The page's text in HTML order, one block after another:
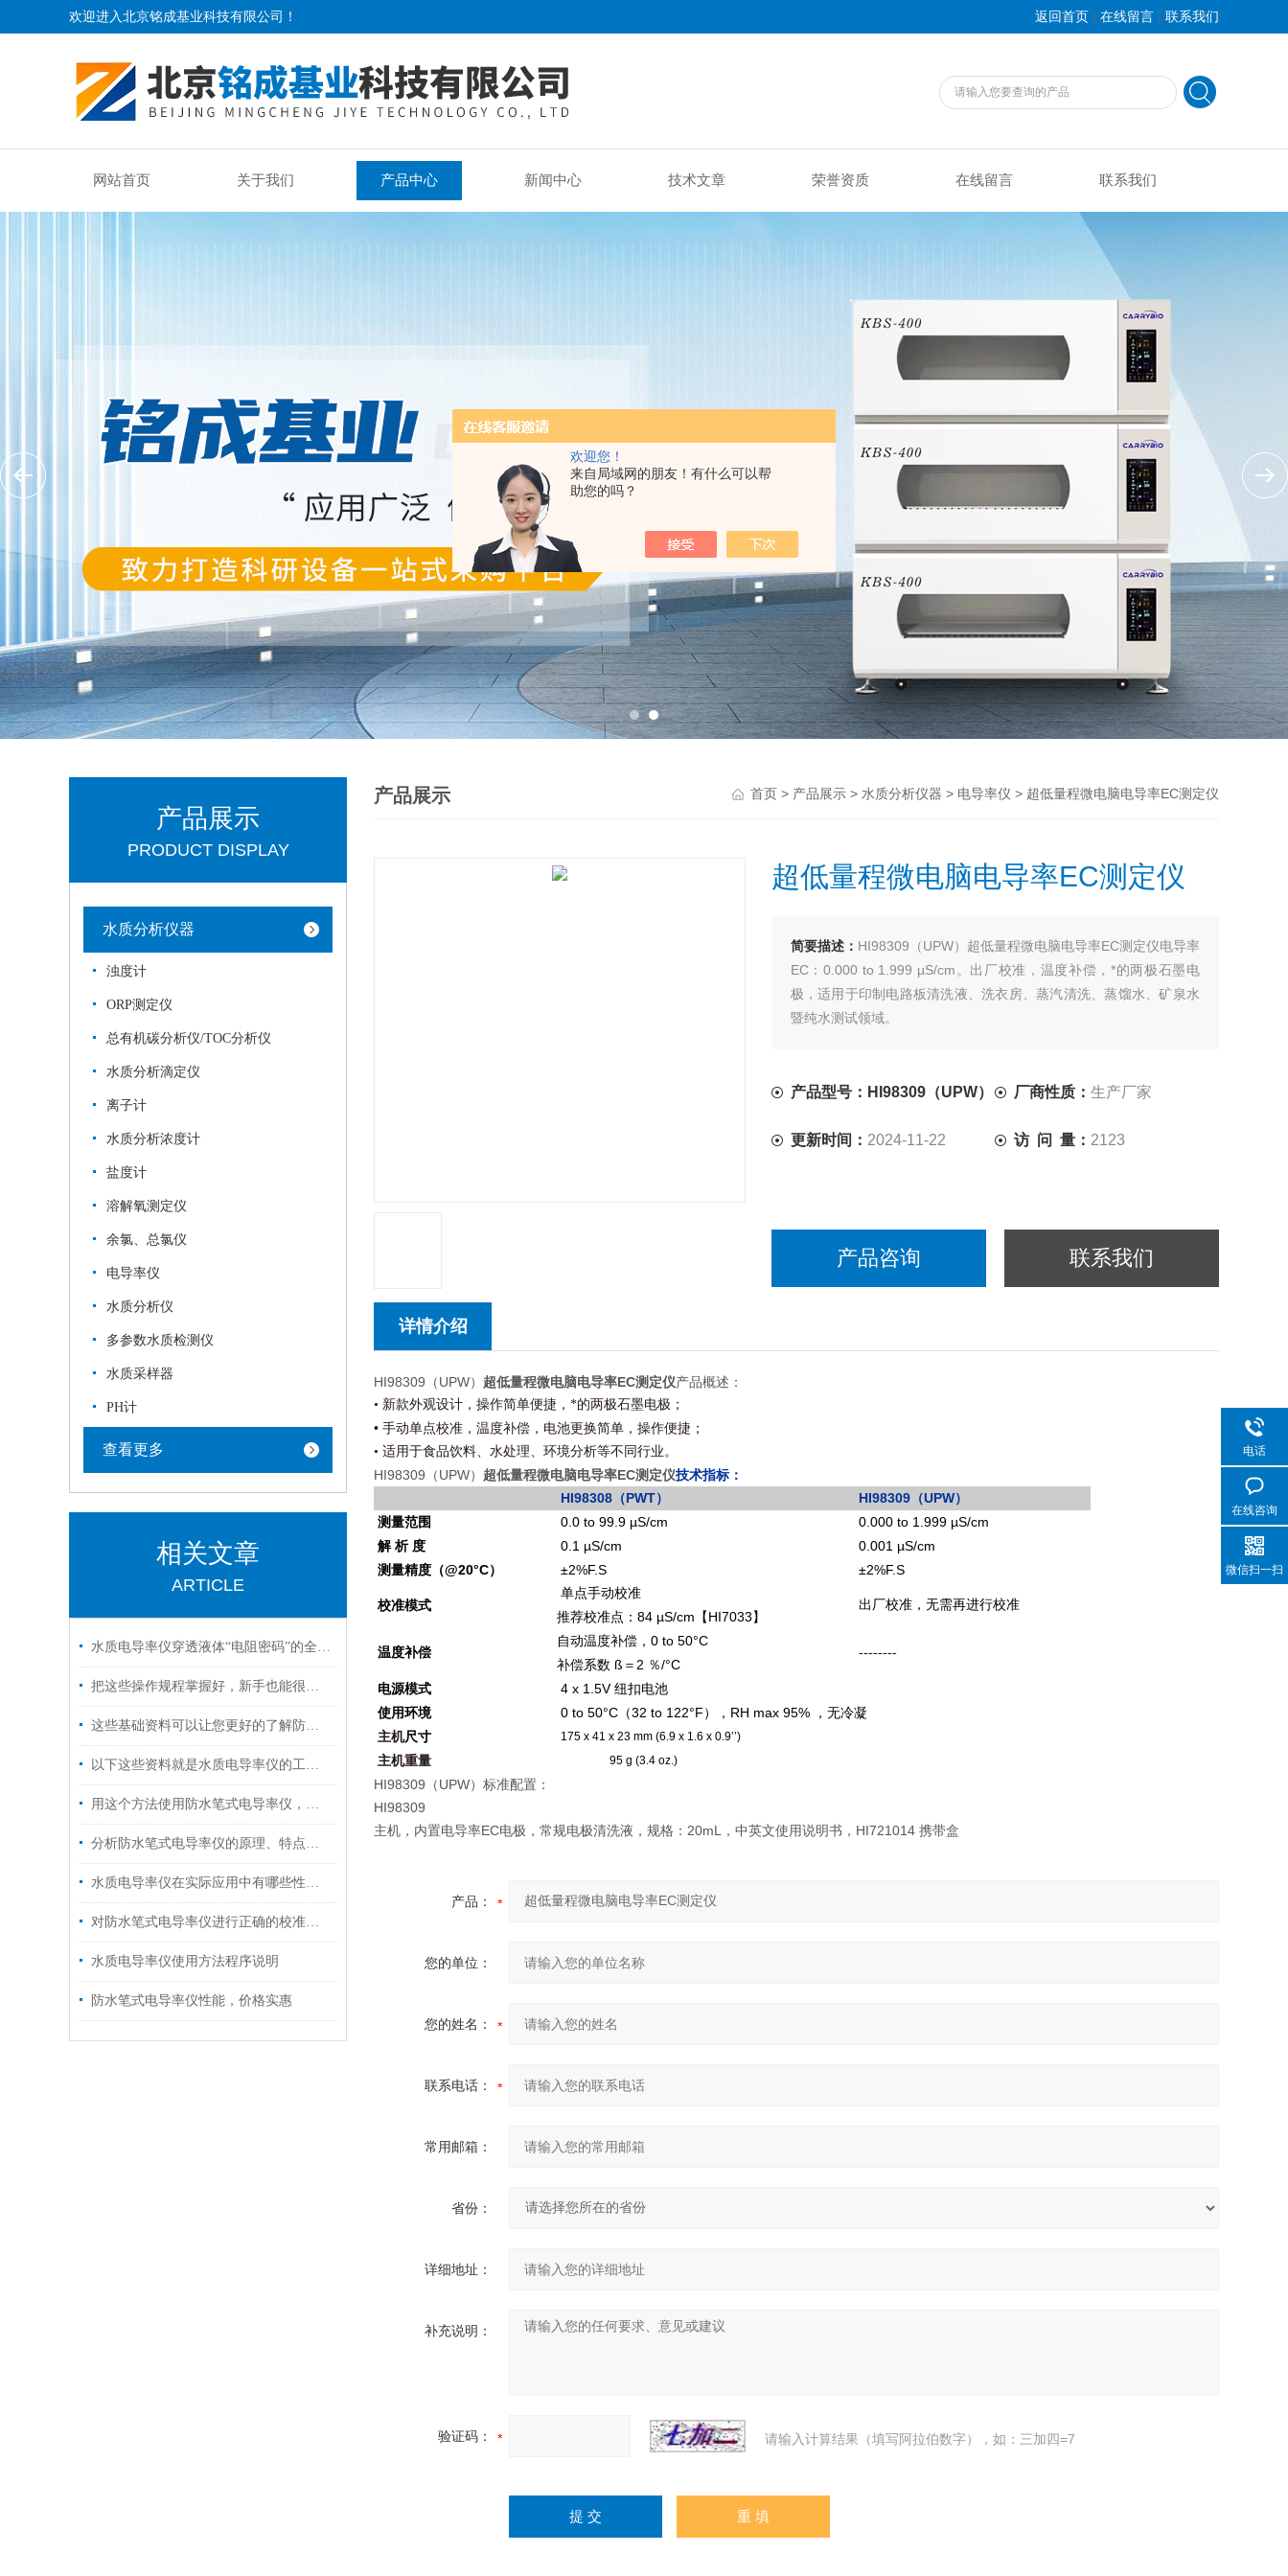
欢迎您！
来自局域网的朋友！有什么可以帮
助您的吗？
欢迎进入北京铭成基业科技有限公司！ 返回首页 | 在线留言 | 联系我们
网站首页 关于我们 产品中心 新闻中心 技术文章 荣誉资质 在线留言 联系我们
产品展示
PRODUCT DISPLAY
水质分析仪器
浊度计
ORP测定仪
总有机碳分析仪/TOC分析仪
水质分析滴定仪
离子计
水质分析浓度计
盐度计
溶解氧测定仪
余氯、总氯仪
电导率仪
水质分析仪
多参数水质检测仪
水质采样器
PH计
查看更多
相关文章
ARTICLE
水质电导率仪穿透液体“电阻密码”的全场景探测仪器
把这些操作规程掌握好，新手也能很好的使用电导率仪
这些基础资料可以让您更好的了解防水笔式电导率仪
以下这些资料就是水质电导率仪的工作原理
用这个方法使用防水笔式电导率仪，效果更好哦！
分析防水笔式电导率仪的原理、特点及注意事项
水质电导率仪在实际应用中有哪些性能特点？
对防水笔式电导率仪进行正确的校准，可以大大提高工作效率
水质电导率仪使用方法程序说明
防水笔式电导率仪性能，价格实惠
产品展示 首页 > 产品展示 > 水质分析仪器 > 电导率仪 > 超低量程微电脑电导率EC测定仪
超低量程微电脑电导率EC测定仪
简要描述： HI98309（UPW）超低量程微电脑电导率EC测定仪电导率
EC：0.000 to 1.999 µS/cm。出厂校准，温度补偿，*的两极石墨电
极，适用于印制电路板清洗液、洗衣房、蒸汽清洗、蒸馏水、矿泉水
暨纯水测试领域。
产品型号：HI98309（UPW） 厂商性质：生产厂家
更新时间： 2024-11-22 访 问 量： 2123
产品咨询 联系我们
详情介绍
HI98309（UPW） 超低量程微电脑电导率EC测定仪产品概述：
• 新款外观设计， 操作简单便捷，*的两极石墨电极 ；
• 手动单点校准，温度补偿，电池更换简单，操作便捷；
• 适用于食品饮料、水处理、环境分析等不同行业。
HI98309（UPW） 超低量程微电脑电导率EC测定仪技术指标：
HI98308（PWT）
HI98309（UPW）
测量范围
0.0 to 99.9 µS/cm
0.000 to 1.999 µS/cm
解 析 度
0.1 µS/cm 0.001 µS/cm
测量精度（@20°C） ±2%F.S ±2%F.S
校准模式
单点手动校准
推荐校准点： 84 µS/cm【HI7033】
出厂校准， 无需再进行校准
温度补偿
自动温度补偿， 0 to 50°C
补偿系数 ß＝ 2 ％/°C
--------
电源模式 4 x 1.5V 纽扣电池
使用环境 0 to 50°C （32 to 122°F），RH max 95% ， 无冷凝
主机尺寸 175 x 41 x 23 mm (6.9 x 1.6 x 0.9’’)
主机重量 95 g (3.4 oz.)
HI98309（UPW） 标准配置：
HI98309
主机，内置电导率EC电极，常规电极清洗液，规格：20mL，中英文使用说明书，HI721014 携带盒
产品：
您的单位：
您的姓名：
联系电话：
常用邮箱：
省份：
详细地址：
补充说明：
验证码： 请输入计算结果（填写阿拉伯数字），如：三加四=7
电话
在线咨询
微信扫一扫